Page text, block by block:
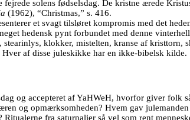
fejrede solens fødselsdag. De kristne ærede
(1962), “Christmas,” s. 416.
et svagt tilsløret kompromis med det
hedensk pynt forbundet med denne
stearinlys, klokker, mistelten, kranse af kristtorn,
Hver af disse juleskikke har en ikke-bibelsk kilde.
og accepteret af YaHWeH, hvorfor giver folk
og opmærksomheden? Hvem gav
Ritualerne fra saturnalier så vel som rent